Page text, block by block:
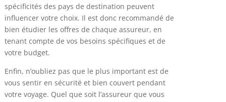
spécificités des pays de destination peuvent
influencer votre choix. Il est donc recommandé de
bien étudier les offres de chaque assureur, en
tenant compte de vos besoins spécifiques et de
votre budget.
Enfin, n’oubliez pas que le plus important est de
vous sentir en sécurité et bien couvert pendant
votre voyage. Quel que soit l’assureur que vous